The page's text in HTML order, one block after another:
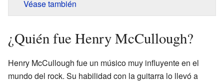
Véase también
¿Quién fue Henry McCullough?
Henry McCullough fue un músico muy influyente en el
mundo del rock. Su habilidad con la guitarra lo llevó a